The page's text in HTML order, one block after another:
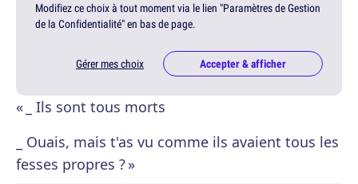
Modifiez ce choix à tout moment via le lien "Paramètres de Gestion
de la Confidentialité" en bas de page.
Gérer mes choix Accepter & afficher
« _ Ils sont tous morts
_ Ouais, mais t'as vu comme ils avaient tous les
fesses propres ? »